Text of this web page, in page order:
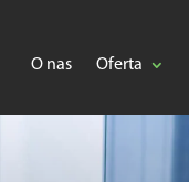
O nas Oferta